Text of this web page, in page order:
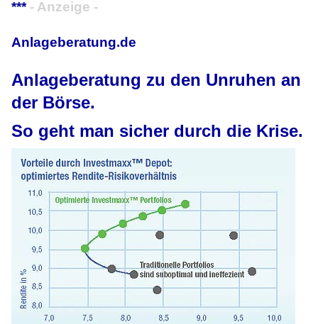
*** - Anzeige -
Anlageberatung.de
Anlageberatung zu den Unruhen an
der Börse.
So geht man sicher durch die Krise.